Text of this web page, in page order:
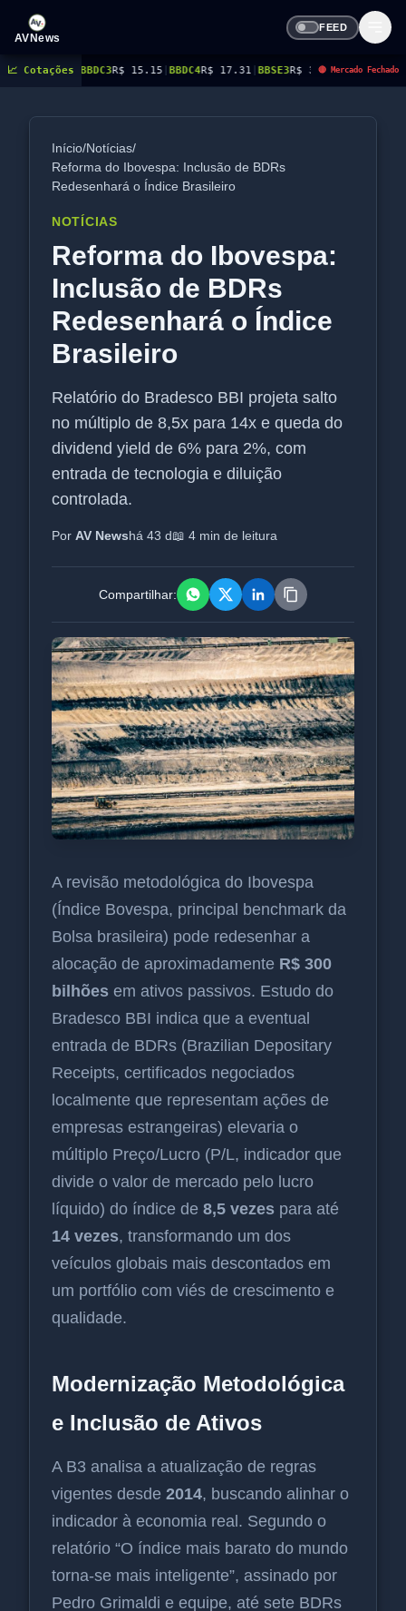
AVNews
FEED
📈 Cotações
R$ 15.15 BBDC4R$ 17.31 |BBSE3R$ 38.38 |BEES3R$ 8.78|BEES4R$
🔴 Mercado Fechado
Início/Notícias/
Reforma do Ibovespa: Inclusão de BDRs
Redesenhará o Índice Brasileiro
NOTÍCIAS
Reforma do Ibovespa:
Inclusão de BDRs
Redesenhará o Índice
Brasileiro
Relatório do Bradesco BBI projeta salto
no múltiplo de 8,5x para 14x e queda do
dividend yield de 6% para 2%, com
entrada de tecnologia e diluição
controlada.
Por AV Newshá 43 d📖 4 min de leitura
Compartilhar:
A revisão metodológica do Ibovespa
(Índice Bovespa, principal benchmark da
Bolsa brasileira) pode redesenhar a
alocação de aproximadamente R$ 300
bilhões em ativos passivos. Estudo do
Bradesco BBI indica que a eventual
entrada de BDRs (Brazilian Depositary
Receipts, certificados negociados
localmente que representam ações de
empresas estrangeiras) elevaria o
múltiplo Preço/Lucro (P/L, indicador que
divide o valor de mercado pelo lucro
líquido) do índice de 8,5 vezes para até
14 vezes, transformando um dos
veículos globais mais descontados em
um portfólio com viés de crescimento e
qualidade.
Modernização Metodológica
e Inclusão de Ativos
A B3 analisa a atualização de regras
vigentes desde 2014, buscando alinhar o
indicador à economia real. Segundo o
relatório “O índice mais barato do mundo
torna-se mais inteligente”, assinado por
Pedro Grimaldi e equipe, até sete BDRs